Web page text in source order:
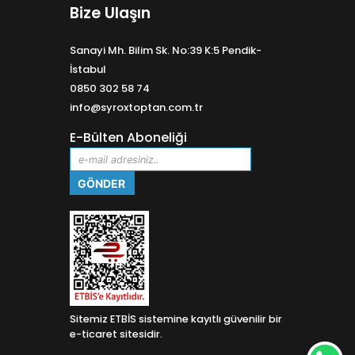
Bize Ulaşın
Sanayi Mh. Bilim Sk. No:39 K:5 Pendik-
İstabul
0850 302 58 74
info@syroxtoptan.com.tr
E-Bülten Aboneliği
Sitemiz ETBİS sistemine kayıtlı güvenilir bir
e-ticaret sitesidir.